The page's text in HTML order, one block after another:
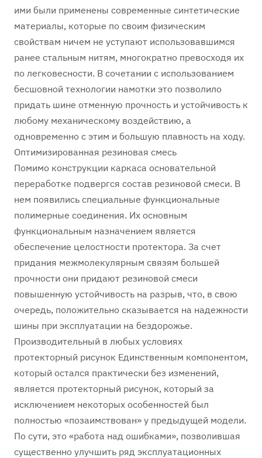
ими были применены современные синтетические
материалы, которые по своим физическим
свойствам ничем не уступают использовавшимся
ранее стальным нитям, многократно превосходя их
по легковесности. В сочетании с использованием
бесшовной технологии намотки это позволило
придать шине отменную прочность и устойчивость к
любому механическому воздействию, а
одновременно с этим и большую плавность на ходу.
Оптимизированная резиновая смесь
Помимо конструкции каркаса основательной
переработке подвергся состав резиновой смеси. В
нем появились специальные функциональные
полимерные соединения. Их основным
функциональным назначением является
обеспечение целостности протектора. За счет
придания межмолекулярным связям большей
прочности они придают резиновой смеси
повышенную устойчивость на разрыв, что, в свою
очередь, положительно сказывается на надежности
шины при эксплуатации на бездорожье.
Производительный в любых условиях
протекторный рисунок Единственным компонентом,
который остался практически без изменений,
является протекторный рисунок, который за
исключением некоторых особенностей был
полностью «позаимствован» у предыдущей модели.
По сути, это «работа над ошибками», позволившая
существенно улучшить ряд эксплуатационных